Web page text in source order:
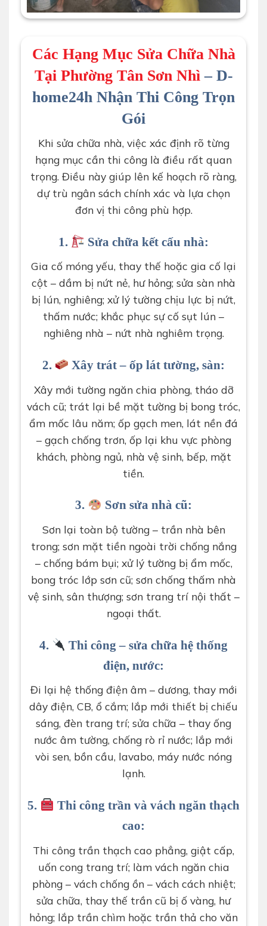
thợ d-home 24h chống thấm nhà vệ sinh
Các Hạng Mục Sửa Chữa Nhà
Tại Phường Tân Sơn Nhì– D-
home24h Nhận Thi Công Trọn
Gói
Khi sửa chữa nhà, việc xác định rõ từng
hạng mục cần thi công là điều rất quan
trọng. Điều này giúp lên kế hoạch rõ ràng,
dự trù ngân sách chính xác và lựa chọn
đơn vị thi công phù hợp.
1. Sửa chữa kết cấu nhà:
Gia cố móng yếu, thay thế hoặc gia cố lại
cột – dầm bị nứt nẻ, hư hỏng; sửa sàn nhà
bị lún, nghiêng; xử lý tường chịu lực bị nứt,
thấm nước; khắc phục sự cố sụt lún –
nghiêng nhà – nứt nhà nghiêm trọng.
2. Xây trát – ốp lát tường, sàn:
Xây mới tường ngăn chia phòng, tháo dỡ
vách cũ; trát lại bề mặt tường bị bong tróc,
ẩm mốc lâu năm; ốp gạch men, lát nền đá
– gạch chống trơn, ốp lại khu vực phòng
khách, phòng ngủ, nhà vệ sinh, bếp, mặt
tiền.
3. Sơn sửa nhà cũ:
Sơn lại toàn bộ tường – trần nhà bên
trong; sơn mặt tiền ngoài trời chống nắng
– chống bám bụi; xử lý tường bị ẩm mốc,
bong tróc lớp sơn cũ; sơn chống thấm nhà
vệ sinh, sân thượng; sơn trang trí nội thất –
ngoại thất.
4.
Thi công – sửa chữa hệ thống
điện, nước:
Đi lại hệ thống điện âm – dương, thay mới
dây điện, CB, ổ cắm; lắp mới thiết bị chiếu
sáng, đèn trang trí; sửa chữa – thay ống
nước âm tường, chống rò rỉ nước; lắp mới
vòi sen, bồn cầu, lavabo, máy nước nóng
lạnh.
5.
Thi công trần và vách ngăn thạch
cao:
Thi công trần thạch cao phẳng, giật cấp,
uốn cong trang trí; làm vách ngăn chia
phòng – vách chống ồn – vách cách nhiệt;
sửa chữa, thay thế trần cũ bị ố vàng, hư
hỏng; lắp trần chìm hoặc trần thả cho văn